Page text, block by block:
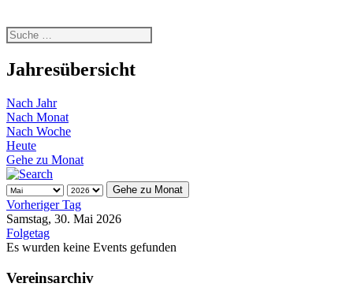
Jahresübersicht
Nach Jahr
Nach Monat
Nach Woche
Heute
Gehe zu Monat
Gehe zu Monat
Vorheriger Tag
Samstag, 30. Mai 2026
Folgetag
Es wurden keine Events gefunden
Vereinsarchiv